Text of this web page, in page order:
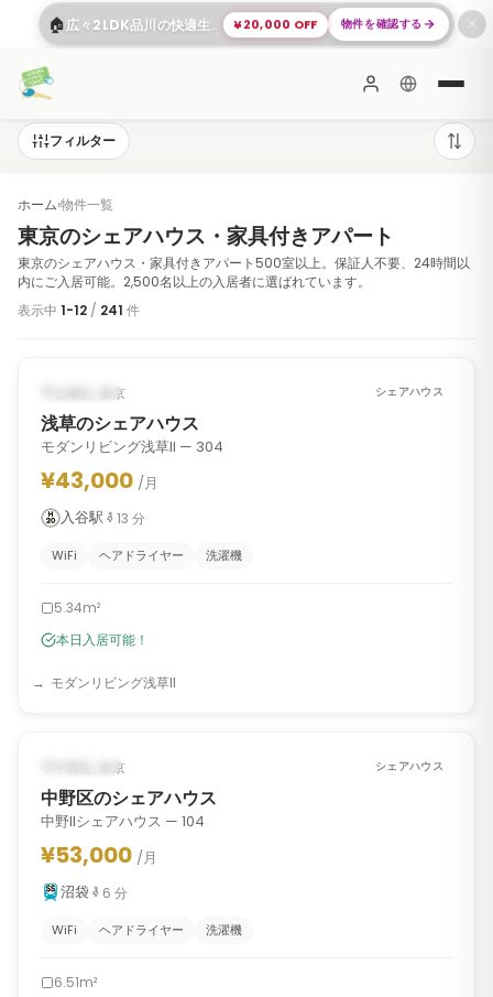
🏠 広々2LDK品川の快適生活 ¥20,000 OFF 物件を確認する ✕
フィルター
ホーム›物件一覧
東京のシェアハウス・家具付きアパート
東京のシェアハウス・家具付きアパート500室以上。保証人不要、24時間以
内にご入居可能。2,500名以上の入居者に選ばれています。
表示中 1-12 / 241 件
入居可能
台東区, 東京 シェアハウス
浅草のシェアハウス
モダンリビング浅草II — 304
¥43,000 /月
入谷駅
13 分
WiFi ヘアドライヤー 洗濯機
5.34m²
本日入居可能！
モダンリビング浅草II
入居可能
中野区, 東京 シェアハウス
中野区のシェアハウス
中野IIシェアハウス — 104
¥53,000 /月
沼袋
6 分
WiFi ヘアドライヤー 洗濯機
6.51m²